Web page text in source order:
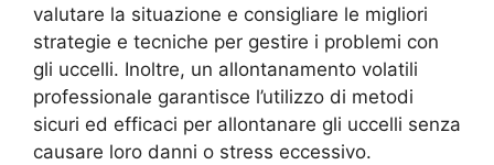
valutare la situazione e consigliare le migliori
strategie e tecniche per gestire i problemi con
gli uccelli. Inoltre, un allontanamento volatili
professionale garantisce l’utilizzo di metodi
sicuri ed efficaci per allontanare gli uccelli senza
causare loro danni o stress eccessivo.